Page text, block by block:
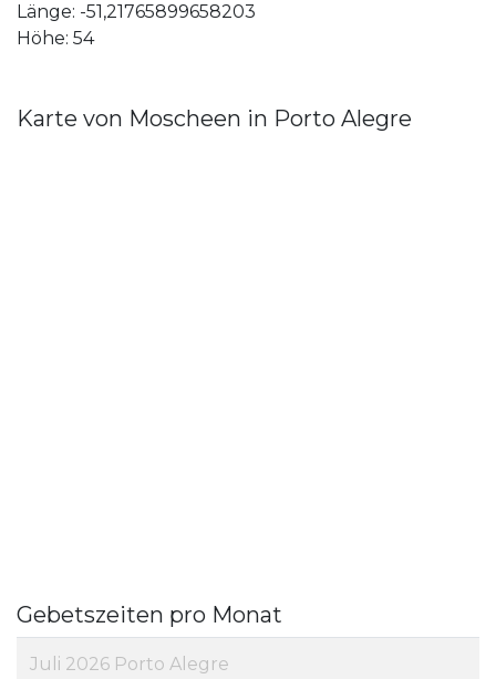
Länge: -51,21765899658203
Höhe: 54
Karte von Moscheen in Porto Alegre
Gebetszeiten pro Monat
Juli 2026 Porto Alegre